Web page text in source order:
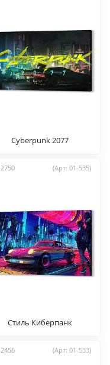
Cyberpunk 2077
2750 (Арт: 01-535)
Стиль Киберпанк
2456 (Арт: 01-533)